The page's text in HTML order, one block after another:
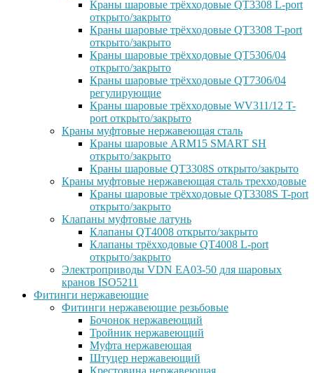
Краны шаровые трёхходовые QT3308 L-port
открыто/закрыто
Краны шаровые трёхходовые QT3308 T-port
открыто/закрыто
Краны шаровые трёхходовые QT5306/04
открыто/закрыто
Краны шаровые трёхходовые QT7306/04
регулирующие
Краны шаровые трёхходовые WV311/12 T-
port открыто/закрыто
Краны муфтовые нержавеющая сталь
Краны шаровые ARM15 SMART SH
открыто/закрыто
Краны шаровые QT3308S открыто/закрыто
Краны муфтовые нержавеющая сталь трехходовые
Краны шаровые трёхходовые QT3308S T-port
открыто/закрыто
Клапаны муфтовые латунь
Клапаны QT4008 открыто/закрыто
Клапаны трёхходовые QT4008 L-port
открыто/закрыто
Электроприводы VDN EA03-50 для шаровых
кранов ISO5211
Фитинги нержавеющие
Фитинги нержавеющие резьбовые
Бочонок нержавеющий
Тройник нержавеющий
Муфта нержавеющая
Штуцер нержавеющий
Крестовина нержавеющая